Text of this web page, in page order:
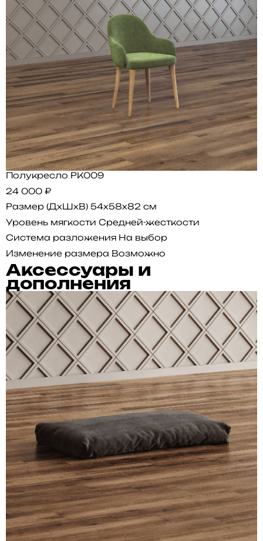
Полукресло PK009
24 000 ₽
Размер (ДхШхВ) 54x58x82 см
Уровень мягкости Средней-жесткости
Система разложения На выбор
Изменение размера Возможно
Аксессуары и
дополнения